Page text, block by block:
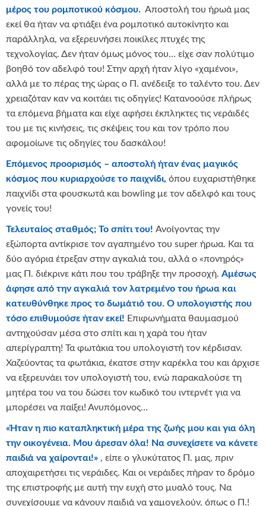
μέρος του ρομποτικού κόσμου. Αποστολή του ήρωά μας
εκεί θα ήταν να φτιάξει ένα ρομποτικό αυτοκίνητο και
παράλληλα, να εξερευνήσει ποικίλες πτυχές της
τεχνολογίας. Δεν ήταν όμως μόνος του… είχε σαν πολύτιμο
βοηθό τον αδελφό του! Στην αρχή ήταν λίγο «χαμένοι»,
αλλά με το πέρας της ώρας ο Π. ανέδειξε το ταλέντο του. Δεν
χρειαζόταν καν να κοιτάει τις οδηγίες! Κατανοούσε πλήρως
τα επόμενα βήματα και είχε αφήσει έκπληκτες τις νεράιδές
του με τις κινήσεις, τις σκέψεις του και τον τρόπο που
αφομοίωνε τις οδηγίες του δασκάλου!
Επόμενος προορισμός – αποστολή ήταν ένας μαγικός
κόσμος που κυριαρχούσε το παιχνίδι, όπου ευχαριστήθηκε
παιχνίδι στα φουσκωτά και bowling με τον αδελφό και τους
γονείς του!
Τελευταίος σταθμός; Το σπίτι του! Ανοίγοντας την
εξώπορτα αντίκρισε τον αγαπημένο του super ήρωα. Και τα
δύο αγόρια έτρεξαν στην αγκαλιά του, αλλά ο «πονηρός»
μας Π. διέκρινε κάτι που του τράβηξε την προσοχή. Αμέσως
άφησε από την αγκαλιά τον λατρεμένο του ήρωα και
κατευθύνθηκε προς το δωμάτιό του. Ο υπολογιστής που
τόσο επιθυμούσε ήταν εκεί! Επιφωνήματα θαυμασμού
αντηχούσαν μέσα στο σπίτι και η χαρά του ήταν
απερίγραπτη! Τα φωτάκια του υπολογιστή τον κέρδισαν.
Χαζεύοντας τα φωτάκια, έκατσε στην καρέκλα του και άρχισε
να εξερευνάει τον υπολογιστή του, ενώ παρακαλούσε τη
μητέρα του να του δώσει τον κωδικό του ιντερνέτ για να
μπορέσει να παίξει! Ανυπόμονος…
«Ήταν η πιο καταπληκτική μέρα της ζωής μου και για όλη
την οικογένεια. Μου άρεσαν όλα! Να συνεχίσετε να κάνετε
παιδιά να χαίρονται!» , είπε ο γλυκύτατος Π. μας, πριν
αποχαιρετήσει τις νεράιδες. Και οι νεράιδες πήραν το δρόμο
της επιστροφής με αυτή την ευχή στο μυαλό τους. Να
συνεχίσουμε να κάνουν παιδιά να χαμογελούν, όπως ο Π.!